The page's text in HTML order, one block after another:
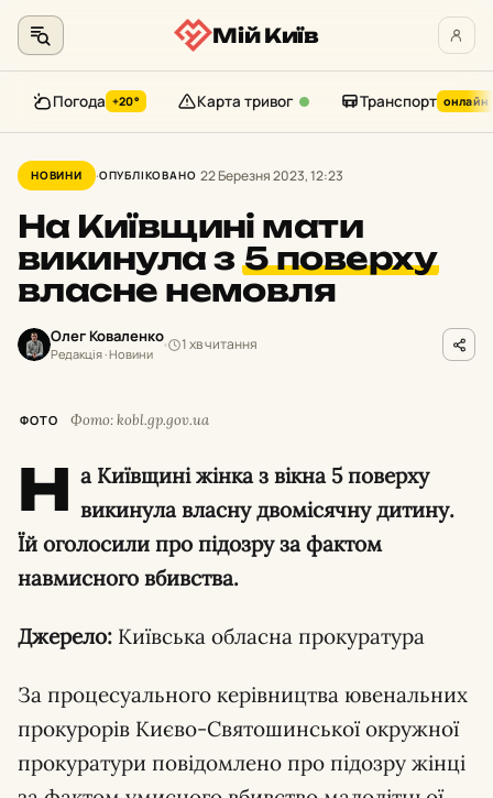
до
контенту
Мій Київ
Погода +20° Карта тривог Транспорт онлайн
НОВИНИ ОПУБЛІКОВАНО 22 Березня 2023, 12:23
На Київщині мати
викинула з 5 поверху
власне немовля
Олег Коваленко
Редакція · Новини
1 хв читання
ФОТО Фото: kobl.gp.gov.ua
Н а Київщині жінка з вікна 5 поверху
викинула власну двомісячну дитину.
Їй оголосили про підозру за фактом
навмисного вбивства.
Джерело: Київська обласна прокуратура
За процесуального керівництва ювенальних
прокурорів Києво-Святошинської окружної
прокуратури повідомлено про підозру жінці